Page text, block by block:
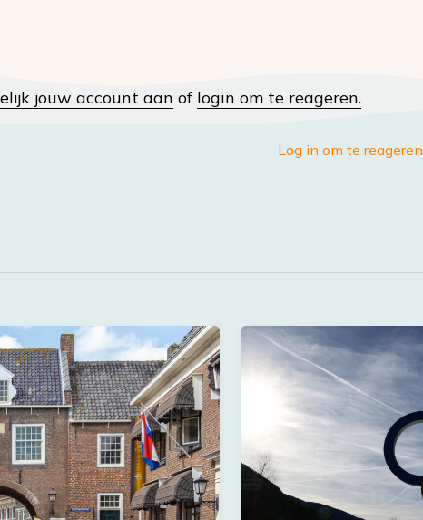
jouw account aan of login om te reageren.
Log in om te reageren